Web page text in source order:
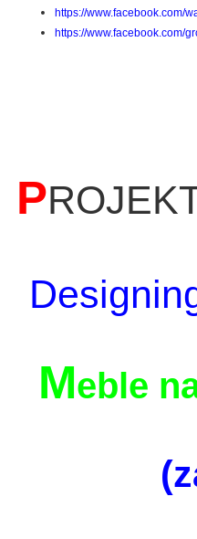
https://www.facebook.com/
https://www.facebook.com/
P
Meble